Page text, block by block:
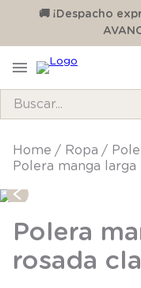
🚚 ¡Despacho
ropa
Polera manga
Polera
rosada
TÉRMINOS MÁS
3.
zapatillas
4.
body